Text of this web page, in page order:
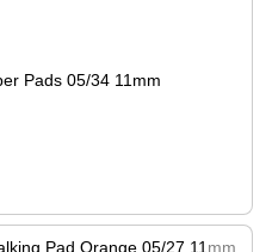
Pads 05/34 11mm